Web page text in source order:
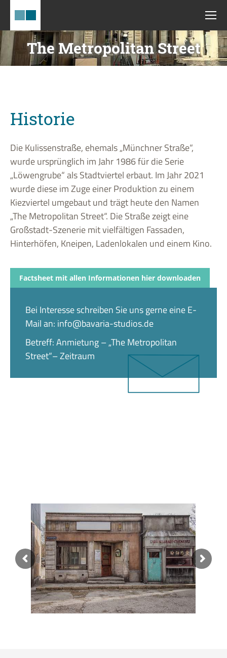
The Metropolitan Street
Historie
Die Kulissenstraße, ehemals „Münchner Straße“,
wurde ursprünglich im Jahr 1986 für die Serie
„Löwengrube“ als Stadtviertel erbaut. Im Jahr 2021
wurde diese im Zuge einer Produktion zu einem
Kiezviertel umgebaut und trägt heute den Namen
„The Metropolitan Street“. Die Straße zeigt eine
Großstadt-Szenerie mit vielfältigen Fassaden,
Hinterhöfen, Kneipen, Ladenlokalen und einem Kino.
Factsheet mit allen Informationen hier downloaden
Bei Interesse schreiben Sie uns gerne eine E-
Mail an: info@bavaria-studios.de
Betreff: Anmietung – „The Metropolitan
Street“– Zeitraum